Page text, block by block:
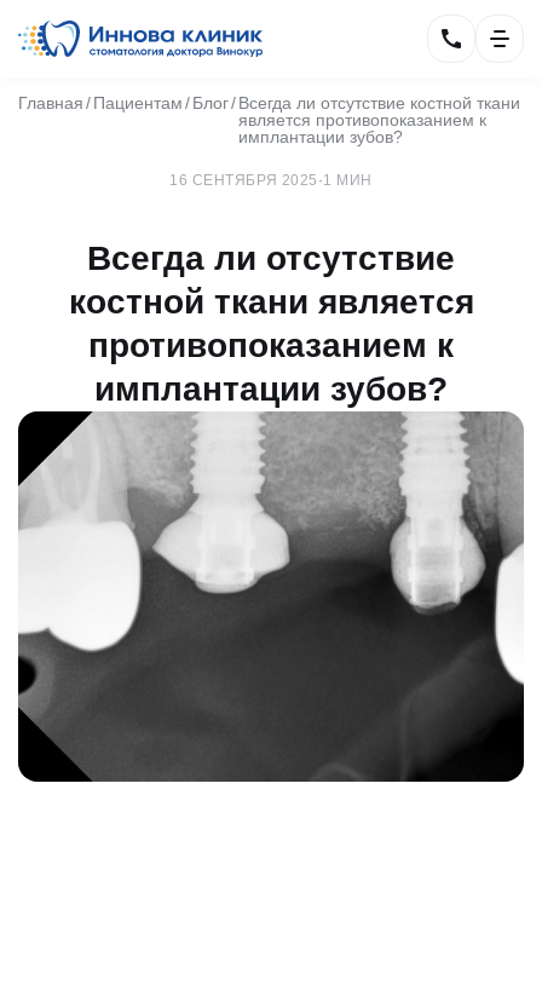
Главная Пациентам Блог Всегда ли отсутствие костной ткани
является противопоказанием к
имплантации зубов?
16 СЕНТЯБРЯ 2025 ·1 МИН
Всегда ли отсутствие
костной ткани является
противопоказанием к
имплантации зубов?